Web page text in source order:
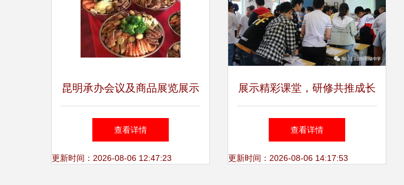
昆明承办会议及商品展览展示
活动
查看详情
更新时间：2026-08-06 12:47:23
展示精彩课堂，研修共推成长
——三星初中承办能仁集团英
语研修活动纪实
查看详情
更新时间：2026-08-06 14:17:53